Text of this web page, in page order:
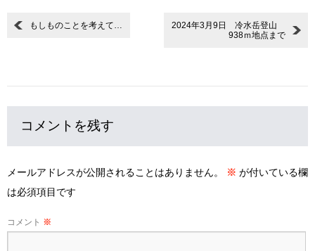
もしものことを考えて…
2024年3月9日 冷水岳登山
938ｍ地点まで
コメントを残す
メールアドレスが公開されることはありません。 ※ が付いている欄
は必須項目です
コメント ※